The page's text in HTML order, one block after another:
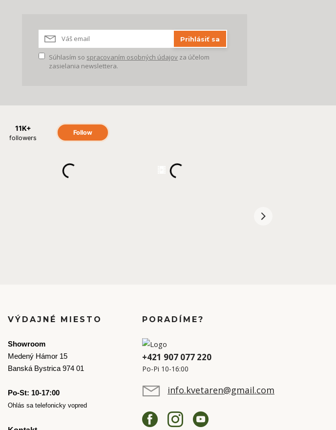
Prihlásiť sa
Súhlasím so spracovaním osobných údajov za účelom
zasielania newslettera.
VÝDAJNÉ MIESTO
Showroom
Medený Hámor 15
Banská Bystrica 974 01
Po-St: 10-17:00
Ohlás sa telefonicky vopred
PORADÍME?
+421 907 077 220
Po-Pi 10-16:00
info.kvetaren@gmail.com